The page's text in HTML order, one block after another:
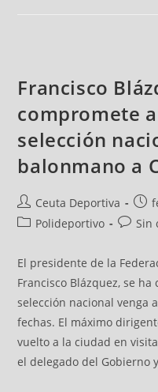
Francisco
compromete
selección
balonmano a
Ceuta Deportiva
Polideportivo
Sin
El presidente de la
Francisco Blázquez, se
selección nacional venga
fechas. El máximo
vuelto a la ciudad en
el delegado del Gobierno